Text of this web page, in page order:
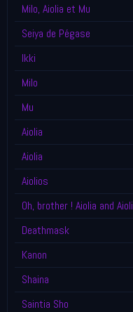
Milo, Aiolia et Mu
Seiya de Pégase
Ikki
Milo
Mu
Aiolia
Aiolia
Aiolios
Oh, brother ! Aiolia and Aioli
Deathmask
Kanon
Shaina
Saintia Sho